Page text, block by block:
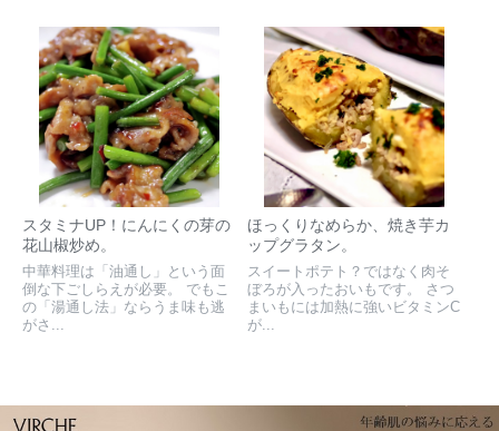
スタミナUP！にんにくの芽の
花山椒炒め。
中華料理は「油通し」という面
倒な下ごしらえが必要。 でもこ
の「湯通し法」ならうま味も逃
がさ...
ほっくりなめらか、焼き芋カ
ップグラタン。
スイートポテト？ではなく肉そ
ぼろが入ったおいもです。 さつ
まいもには加熱に強いビタミンC
が...